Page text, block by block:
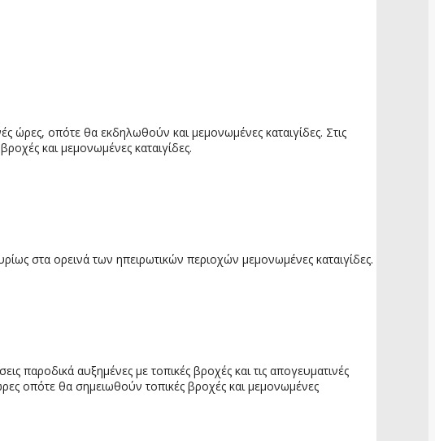
ώρες, οπότε θα εκδηλωθούν και μεμονωμένες καταιγίδες. Στις
και μεμονωμένες καταιγίδες.
στα ορεινά των ηπειρωτικών περιοχών μεμονωμένες καταιγίδες.
παροδικά αυξημένες με τοπικές βροχές και τις απογευματινές
οπότε θα σημειωθούν τοπικές βροχές και μεμονωμένες